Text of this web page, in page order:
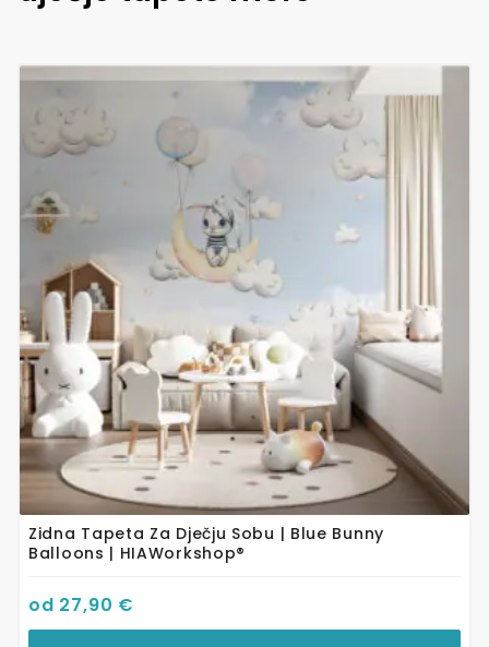
Zidna Tapeta Za Dječju Sobu | Blue Bunny
Balloons | HIAWorkshop®
od 27,90 €
Ovaj
ima
više
Opcije
se
odabrati
na
stranici
proizvoda